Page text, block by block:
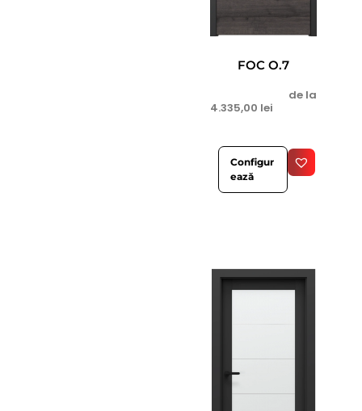
FOC O.7
de la
4.335,00 lei
Configur
ează